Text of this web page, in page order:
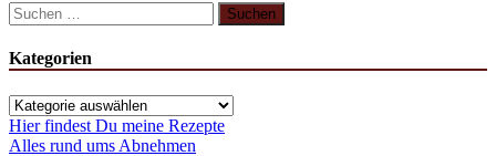
Suchen
nach:
Kategorien
Kategorien
Hier findest Du meine Rezepte
Alles rund ums Abnehmen